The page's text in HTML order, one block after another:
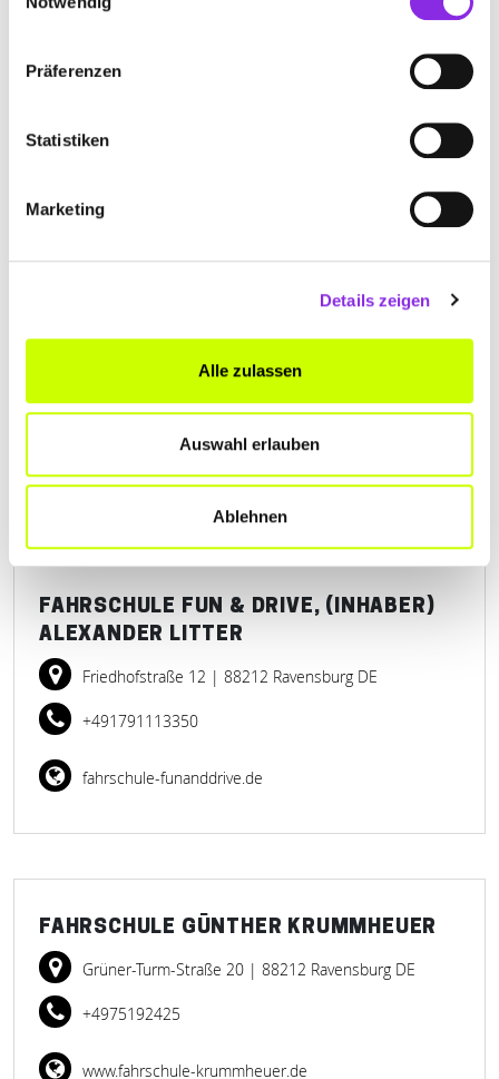
Präferenzen
Statistiken
Marketing
Details zeigen
Alle zulassen
Auswahl erlauben
Ablehnen
FAHRSCHULE BIGGEL-MANGLER
Bahnhofstraße 11| 88239 Wangen im Allgäu DE
www.biggel-mangler.de
FAHRSCHULE FUN & DRIVE, (INHABER)
ALEXANDER LITTER
Friedhofstraße 12 | 88212 Ravensburg DE
+491791113350
fahrschule-funanddrive.de
FAHRSCHULE GÜNTHER KRUMMHEUER
Grüner-Turm-Straße 20 | 88212 Ravensburg DE
+4975192425
www.fahrschule-krummheuer.de